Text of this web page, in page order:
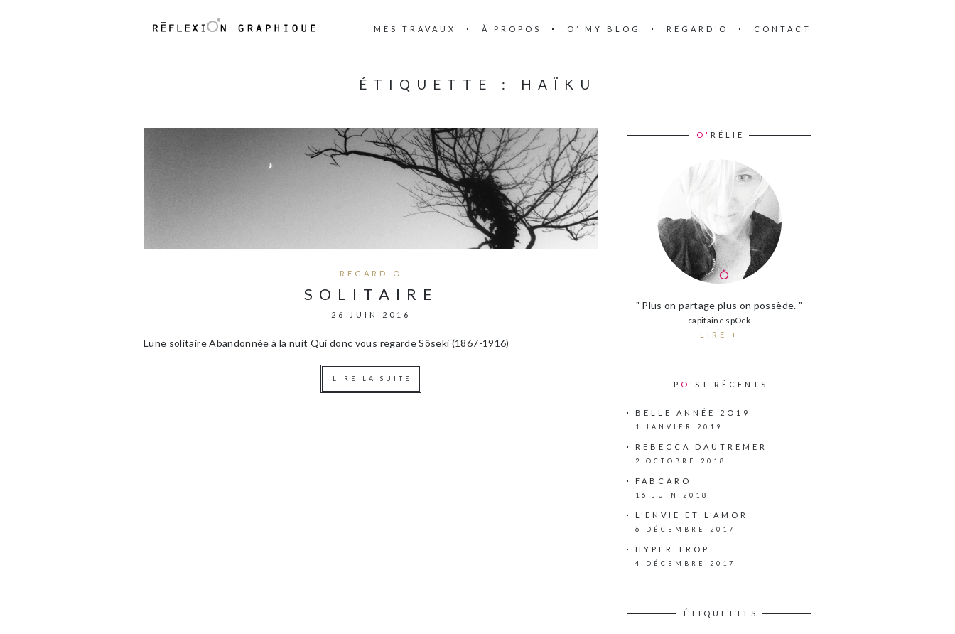
MES TRAVAUX À PROPOS O’ MY BLOG REGARD’O CONTACT
ÉTIQUETTE : HAÏKU
REGARD'O
SOLITAIRE
26 JUIN 2016
Lune solitaire Abandonnée à la nuit Qui donc vous regarde Sôseki (1867-1916)
LIRE LA SUITE
O' RÉLIE
" Plus on partage plus on possède. "
capitaine spOck
LIRE +
P O' ST RÉCENTS
BELLE ANNÉE 2O19
1 JANVIER 2019
REBECCA DAUTREMER
2 OCTOBRE 2018
FABCARO
16 JUIN 2018
L’ENVIE ET L’AMOR
6 DÉCEMBRE 2017
HYPER TROP
4 DÉCEMBRE 2017
ÉTIQUETTES